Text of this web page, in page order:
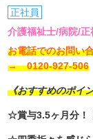
正社員
介護福祉士/病院/正
お電話でのお問い
→ 0120-927-506
《おすすめのポイ
☆賞与3.5ヶ月分！